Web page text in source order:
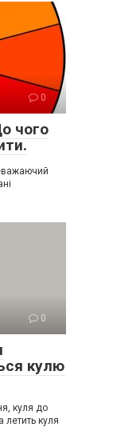
0
чого
0
кулю
куля до
летить куля